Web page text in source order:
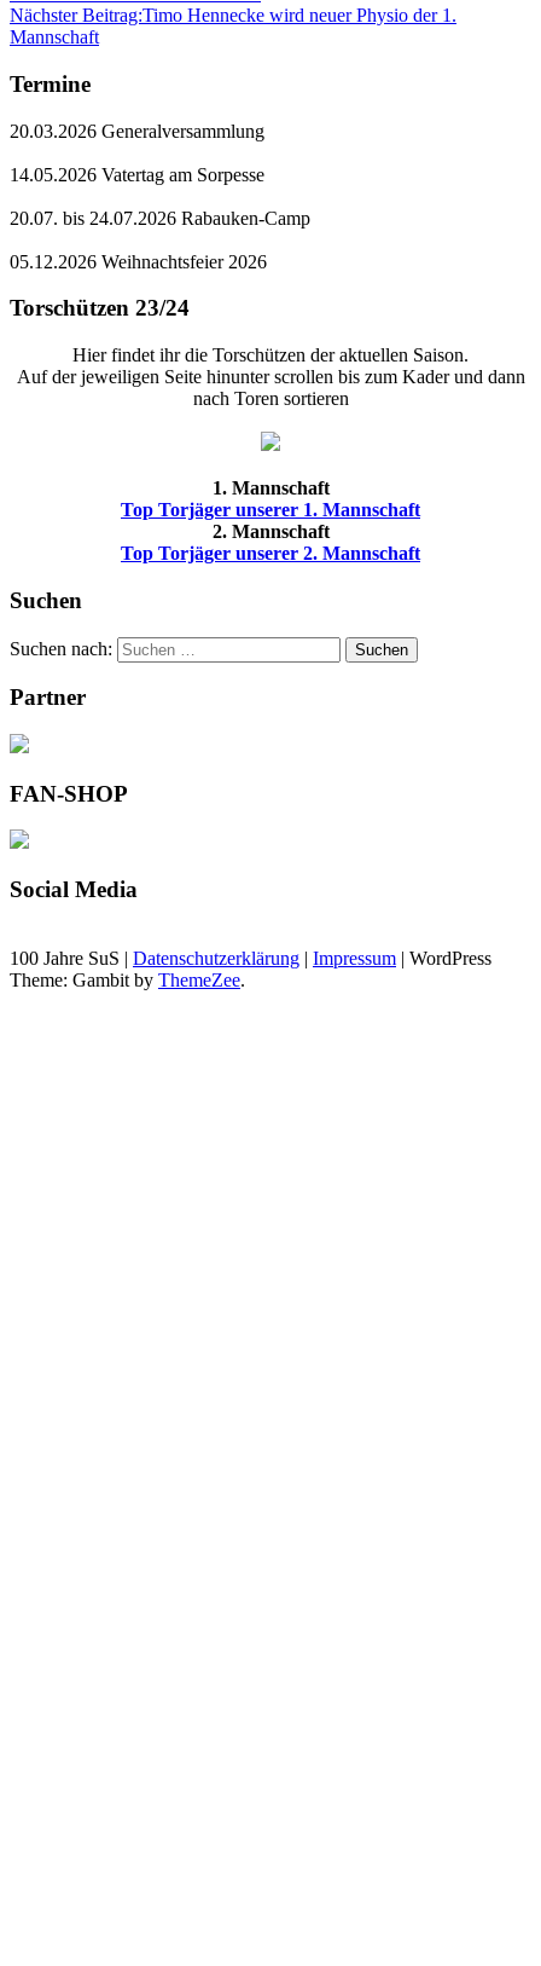
Nächster Beitrag:Timo Hennecke wird neuer Physio der 1.
Mannschaft
Termine
20.03.2026 Generalversammlung
14.05.2026 Vatertag am Sorpesse
20.07. bis 24.07.2026 Rabauken-Camp
05.12.2026 Weihnachtsfeier 2026
Torschützen 23/24
Hier findet ihr die Torschützen der aktuellen Saison.
Auf der jeweiligen Seite hinunter scrollen bis zum Kader und dann
nach Toren sortieren
1. Mannschaft
Top Torjäger unserer 1. Mannschaft
2. Mannschaft
Top Torjäger unserer 2. Mannschaft
Suchen
Suchen nach: Suchen
Partner
FAN-SHOP
Social Media
100 Jahre SuS | Datenschutzerklärung | Impressum | WordPress
Theme: Gambit by ThemeZee.